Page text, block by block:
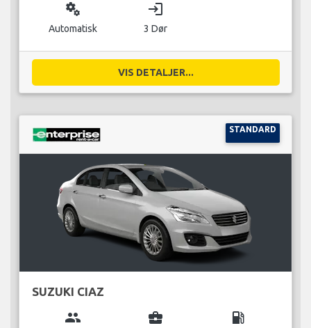
miscellaneous_services
Automatisk
login
3 Dør
VIS DETALJER...
STANDARD
SUZUKI CIAZ
group business_center local_gas_station